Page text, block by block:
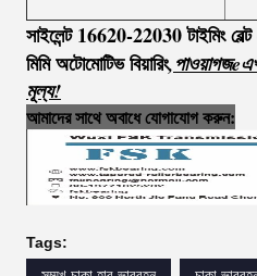
সাইলেন্ট 16620-22030 টাইমিং
মিমি অটোমোটিভ বিয়ারিং,পাওয়াগজe
মূল্য!
আমাদের সাথে অবাধে যোগাযোগ করুন:
Tags: